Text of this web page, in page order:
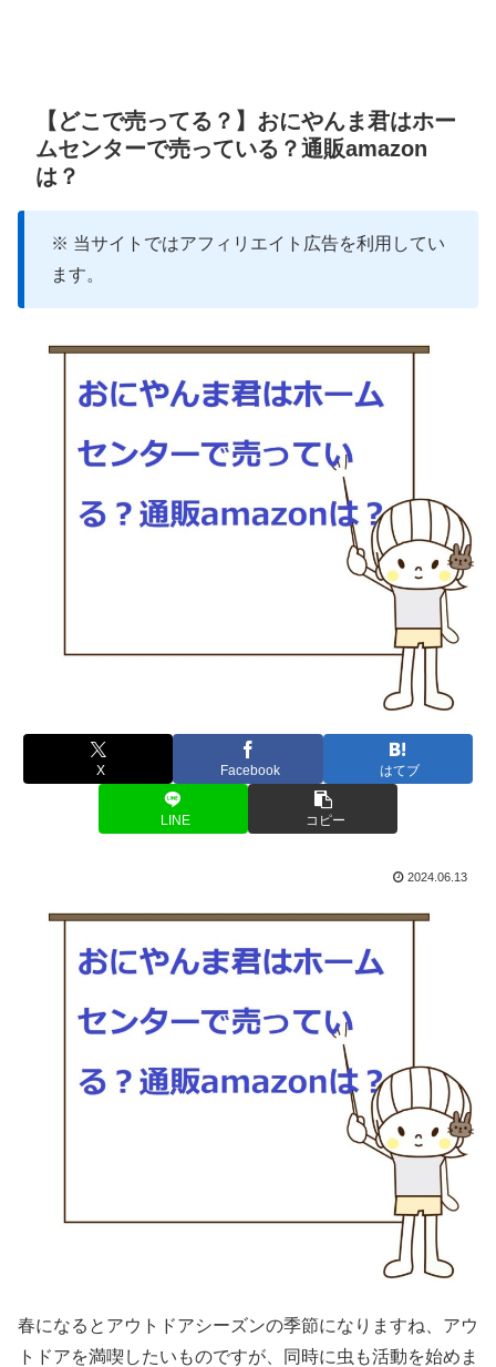
【どこで売ってる？】おにやんま君はホー
ムセンターで売っている？通販amazon
は？
※ 当サイトではアフィリエイト広告を利用してい
ます。
X Facebook はてブ
LINE コピー
2024.06.13
春になるとアウトドアシーズンの季節になりますね、アウ
トドアを満喫したいものですが、同時に虫も活動を始めま